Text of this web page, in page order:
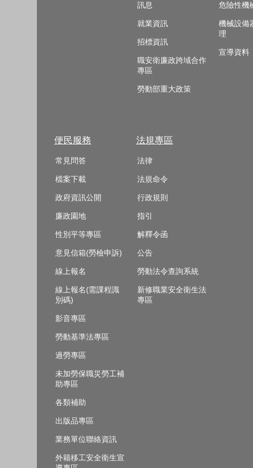
訊息
就業資訊
招標資訊
職安衛廉政跨域合作
專區
勞動部重大政策
危險性機
機械設備
理
宣導資料
便民服務
常見問答
檔案下載
政府資訊公開
廉政園地
性別平等專區
意見信箱(勞檢申訴)
線上報名
線上報名(需課程識
別碼)
影音專區
勞動基準法專區
過勞專區
未加勞保職災勞工補
助專區
各類補助
出版品專區
業務單位聯絡資訊
外籍移工安全衛生宣
法規專區
法律
法規命令
行政規則
指引
解釋令函
公告
勞動法令查詢系統
新修職業安全衛生法
專區